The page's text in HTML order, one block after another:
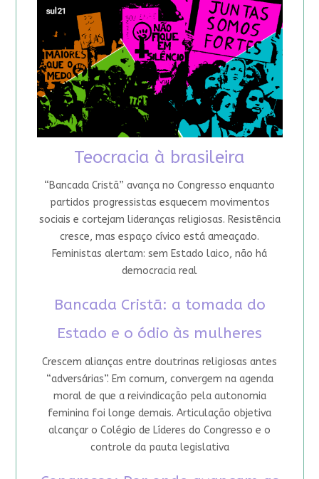
Teocracia à brasileira
“Bancada Cristã” avança no Congresso enquanto
partidos progressistas esquecem movimentos
sociais e cortejam lideranças religiosas. Resistência
cresce, mas espaço cívico está ameaçado.
Feministas alertam: sem Estado laico, não há
democracia real
Bancada Cristã: a tomada do
Estado e o ódio às mulheres
Crescem alianças entre doutrinas religiosas antes
“adversárias”. Em comum, convergem na agenda
moral de que a reivindicação pela autonomia
feminina foi longe demais. Articulação objetiva
alcançar o Colégio de Líderes do Congresso e o
controle da pauta legislativa